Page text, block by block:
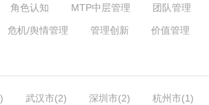
角色认知 MTP中层管理 团队管理
危机/舆情管理 管理创新 价值管理
武汉市(2) 深圳市(2) 杭州市(1)